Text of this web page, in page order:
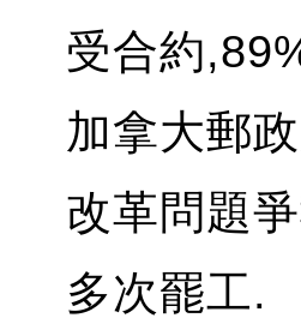
受合約
加拿大郵
改革問題
多次罷工.